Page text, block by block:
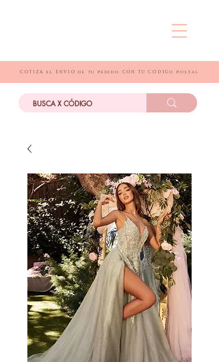
COTIZA el ENVIO de tu pedido CON TU CÓDIGo postal